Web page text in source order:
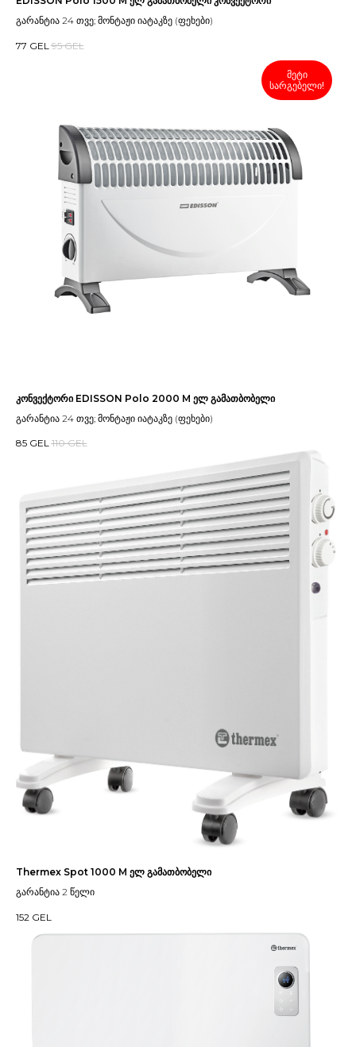
გარანტია 24 თვე; მონტაჟი იატაკზე (ფეხები)
77 GEL 95 GEL
მეტი
სარგებელი!
კონვექტორი EDISSON Polo 2000 M ელ გამათბობელი
გარანტია 24 თვე; მონტაჟი იატაკზე (ფეხები)
85 GEL 110 GEL
Thermex Sроt 1000 M ელ გამათბობელი
გარანტია 2 წელი
152 GEL